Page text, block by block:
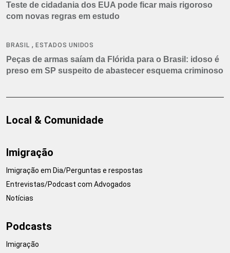
Teste de cidadania dos EUA pode ficar mais rigoroso
com novas regras em estudo
BRASIL , ESTADOS UNIDOS
Peças de armas saíam da Flórida para o Brasil: idoso é
preso em SP suspeito de abastecer esquema criminoso
Local & Comunidade
Imigração
Imigração em Dia/Perguntas e respostas
Entrevistas/Podcast com Advogados
Notícias
Podcasts
Imigração